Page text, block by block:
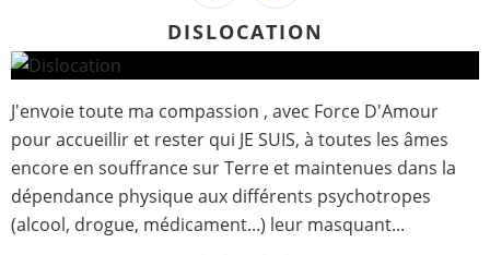
DISLOCATION
J'envoie toute ma compassion , avec Force D'Amour
pour accueillir et rester qui JE SUIS, à toutes les âmes
encore en souffrance sur Terre et maintenues dans la
dépendance physique aux différents psychotropes
(alcool, drogue, médicament...) leur masquant...